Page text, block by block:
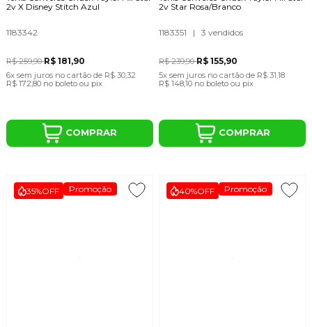
2v X Disney Stitch Azul
1183342
R$ 259,90R$ 181,90
6x sem juros no cartãode R$ 30,32
R$ 172,80 no boleto ou pix
COMPRAR
2v Star Rosa/Branco
1183351 | 3 vendidos
R$ 239,90R$ 155,90
5x sem juros no cartão de R$ 31,18
R$ 148,10 no boleto ou pix
COMPRAR
35%OFF Promoção 40%OFF Promoção